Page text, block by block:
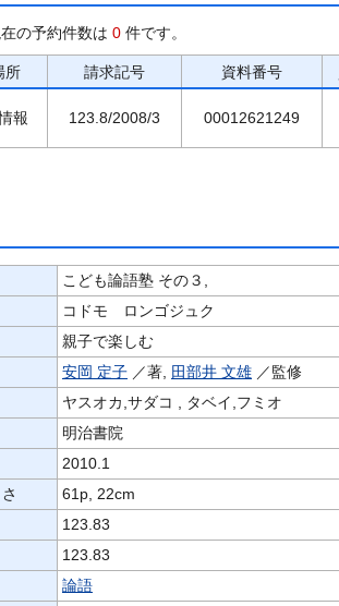
の予約件数は 0 件です。
所 請求記号 資料番号
報 123.8/2008/3 00012621249
こども論語塾 その３,
コドモ ロンゴジュク
親子で楽しむ
安岡 定子 ／著, 田部井 文雄 ／監修
ヤスオカ,サダコ , タベイ,フミオ
明治書院
2010.1
61p, 22cm
123.83
123.83
論語